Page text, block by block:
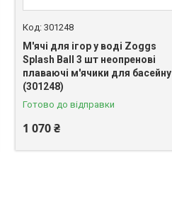
301248
М'ячі для ігор у воді Zoggs
Splash Ball 3 шт неопренові
плаваючі м'ячики для басейну
(301248)
Готово до відправки
1 070 ₴